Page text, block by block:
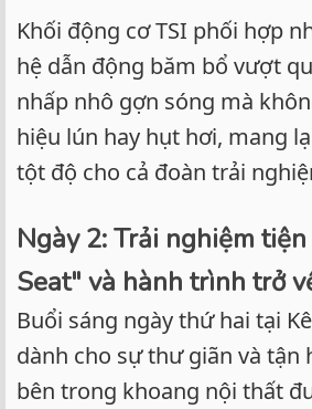
Khối động cơ TSI phối hợp
hệ dẫn động băm bổ vượt
nhấp nhô gợn sóng mà
hiệu lún hay hụt hơi, mang
tột độ cho cả đoàn trải
Ngày 2: Trải nghiệm
Seat" và hành trình trở
Buổi sáng ngày thứ hai tại
dành cho sự thư giãn và tận
bên trong khoang nội thất